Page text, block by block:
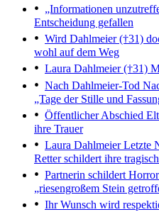
„Informationen
Entscheidung gefallen
Wird Dahlmeier (†31)
wohl auf dem Weg
Laura Dahlmeier (†31)
Nach Dahlmeier-Tod
„Tage der Stille und
Öffentlicher Abschied
ihre Trauer
Laura DahlmeierLetzte
Retter schildert ihre
Partnerin schildert
„riesengroßem Stein
Ihr Wunsch wird